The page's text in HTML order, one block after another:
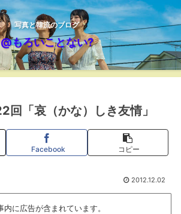
写真と韓流のブログ
@もろいことない?
回「哀（かな）しき友情」
Facebook コピー
2012.12.02
内に広告が含まれています。